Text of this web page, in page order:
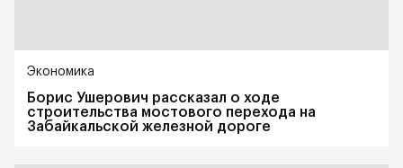
Экономика
Борис Ушерович рассказал о ходе
строительства мостового перехода на
Забайкальской железной дороге